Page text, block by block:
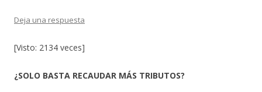
Deja una respuesta
[Visto: 2134 veces]
¿SOLO BASTA RECAUDAR MÁS TRIBUTOS?